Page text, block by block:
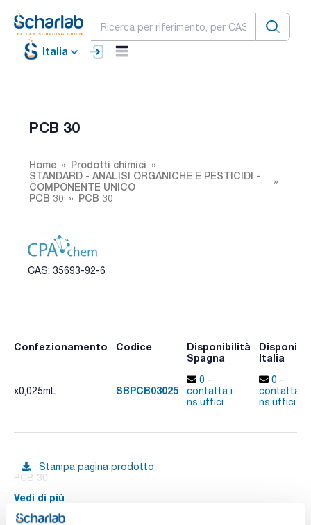
Italia
PCB 30
Home
Prodotti chimici
STANDARD - ANALISI ORGANICHE E PESTICIDI -
COMPONENTE UNICO
PCB 30
PCB 30
CAS: 35693-92-6
Confezionamento Codice
Disponibilità
Spagna
Italia
x0,025mL SBPCB03025
0 -
contatta i
ns.uffici
0 -
contatta i
ns.uffici
Stampa pagina prodotto
PCB 30
Vedi di più